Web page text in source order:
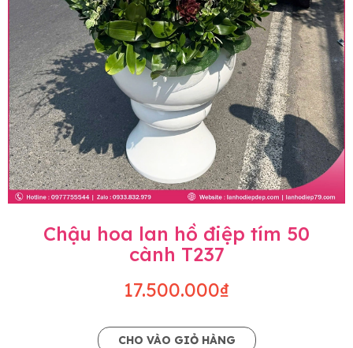
Chậu hoa lan hồ điệp tím 50
cành T237
17.500.000₫
CHO VÀO GIỎ HÀNG